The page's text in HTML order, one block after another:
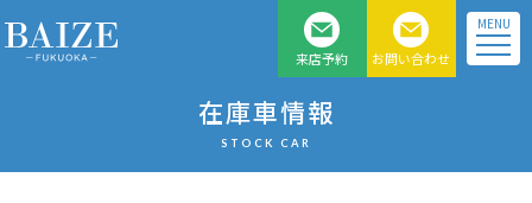
来店予約 お問い合わせ
MENU
在庫車情報
STOCK CAR